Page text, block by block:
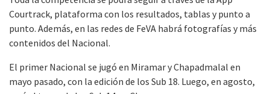
Courtrack, plataforma con los resultados, tablas y punto a
punto. Además, en las redes de FeVA habrá fotografías y más
contenidos del Nacional.
El primer Nacional se jugó en Miramar y Chapadmalal en
mayo pasado, con la edición de los Sub 18. Luego, en agosto,